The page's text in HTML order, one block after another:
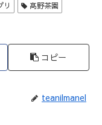
リ 髙野茶園
コピー
teanilmanel